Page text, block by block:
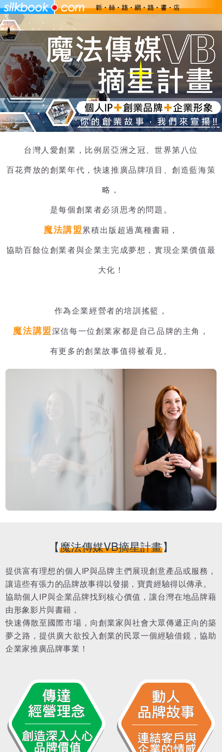
台灣人愛創業，比例居亞洲之冠、世界第八位
百花齊放的創業年代，快速推廣品牌項目、創造藍海策
略，
是每個創業者必須思考的問題。
魔法講盟累積出版超過萬種書籍，
協助百餘位創業者與企業主完成夢想，實現企業價值最
大化！
作為企業經營者的培訓搖籃，
魔法講盟深信每一位創業家都是自己品牌的主角，
有更多的創業故事值得被看見。
【魔法傳媒VB摘星計畫】
提供富有理想的個人IP與品牌主們展現創意產品或服務，
讓這些有張力的品牌故事得以發揚，寶貴經驗得以傳承。
協助個人IP與企業品牌找到核心價值，讓台灣在地品牌藉
由形象影片與書籍，
快速傳散至國際市場，向創業家與社會大眾傳遞正向的築
夢之路，提供廣大欲投入創業的民眾一個經驗借鏡，協助
企業家推廣品牌事業！